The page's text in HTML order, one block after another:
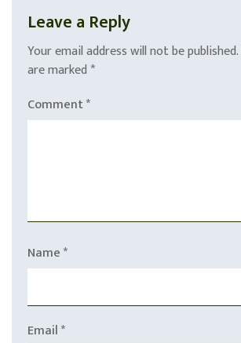
Leave a Reply
Your email address will not be published.
are marked *
Comment*
Name*
Email*